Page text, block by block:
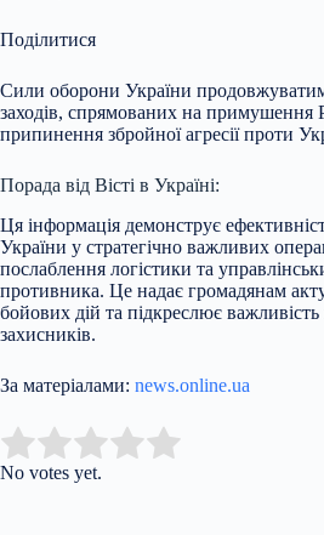
Поділитися
Сили оборони України
заходів, спрямованих на примушення
припинення збройної агресії проти
Порада від Вісті в Україні:
Ця інформація демонструє
України у стратегічно важливих
послаблення логістики та
противника. Це надає громадянам
бойових дій та підкреслює
захисників.
За матеріалами: news.online.ua
Rate this item:
No votes yet.